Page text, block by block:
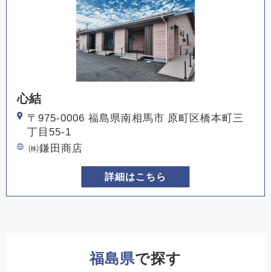
心結
〒975-0006 福島県南相馬市 原町区橋本町三
丁目55-1
㈱鎌田商店
詳細はこちら
福島県で探す